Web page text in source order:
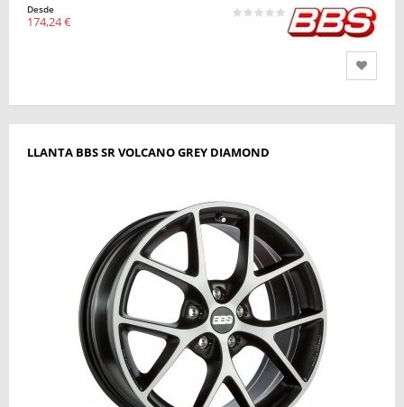
Desde
174,24 €
LLANTA BBS SR VOLCANO GREY DIAMOND